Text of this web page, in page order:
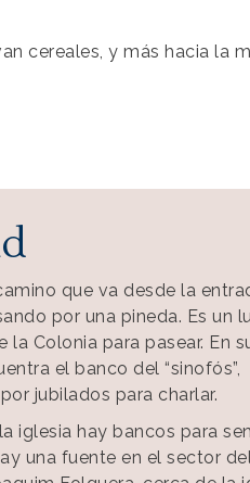
cereales, y más hacia la
que va desde la
por una pineda. Es un
Colonia para pasear. En
el banco del “sinofós”,
jubilados para charlar.
iglesia hay bancos para
una fuente en el sector